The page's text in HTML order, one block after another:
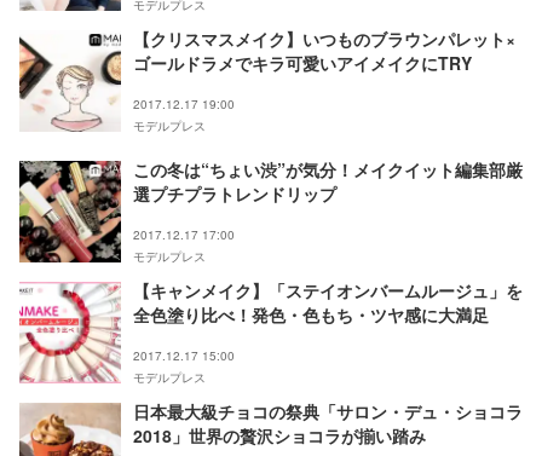
モデルプレス
【クリスマスメイク】いつものブラウンパレット×
ゴールドラメでキラ可愛いアイメイクにTRY
2017.12.17 19:00
モデルプレス
この冬は“ちょい渋”が気分！メイクイット編集部厳
選プチプラトレンドリップ
2017.12.17 17:00
モデルプレス
【キャンメイク】「ステイオンバームルージュ」を
全色塗り比べ！発色・色もち・ツヤ感に大満足
2017.12.17 15:00
モデルプレス
日本最大級チョコの祭典「サロン・デュ・ショコラ
2018」世界の贅沢ショコラが揃い踏み